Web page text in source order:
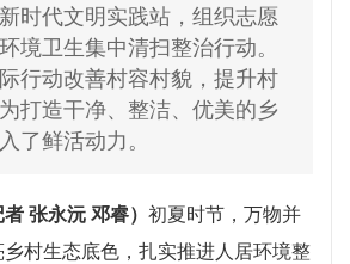
时代文明实践站，组织志愿
境卫生集中清扫整治行动。
行动改善村容村貌，提升村
打造干净、整洁、优美的乡
了鲜活动力。
者 张永沅 邓睿） 初夏时节，万物并
村生态底色，扎实推进人居环境整